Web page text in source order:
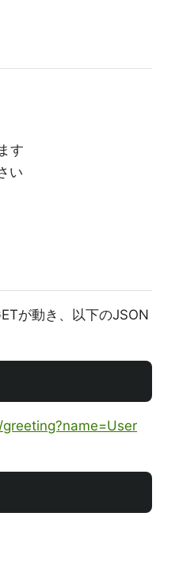
す
い
が動き、以下のJSON